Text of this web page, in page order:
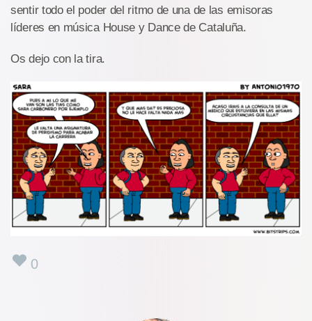
sentir todo el poder del ritmo de una de las emisoras
líderes en música House y Dance de Cataluña.
Os dejo con la tira.
0